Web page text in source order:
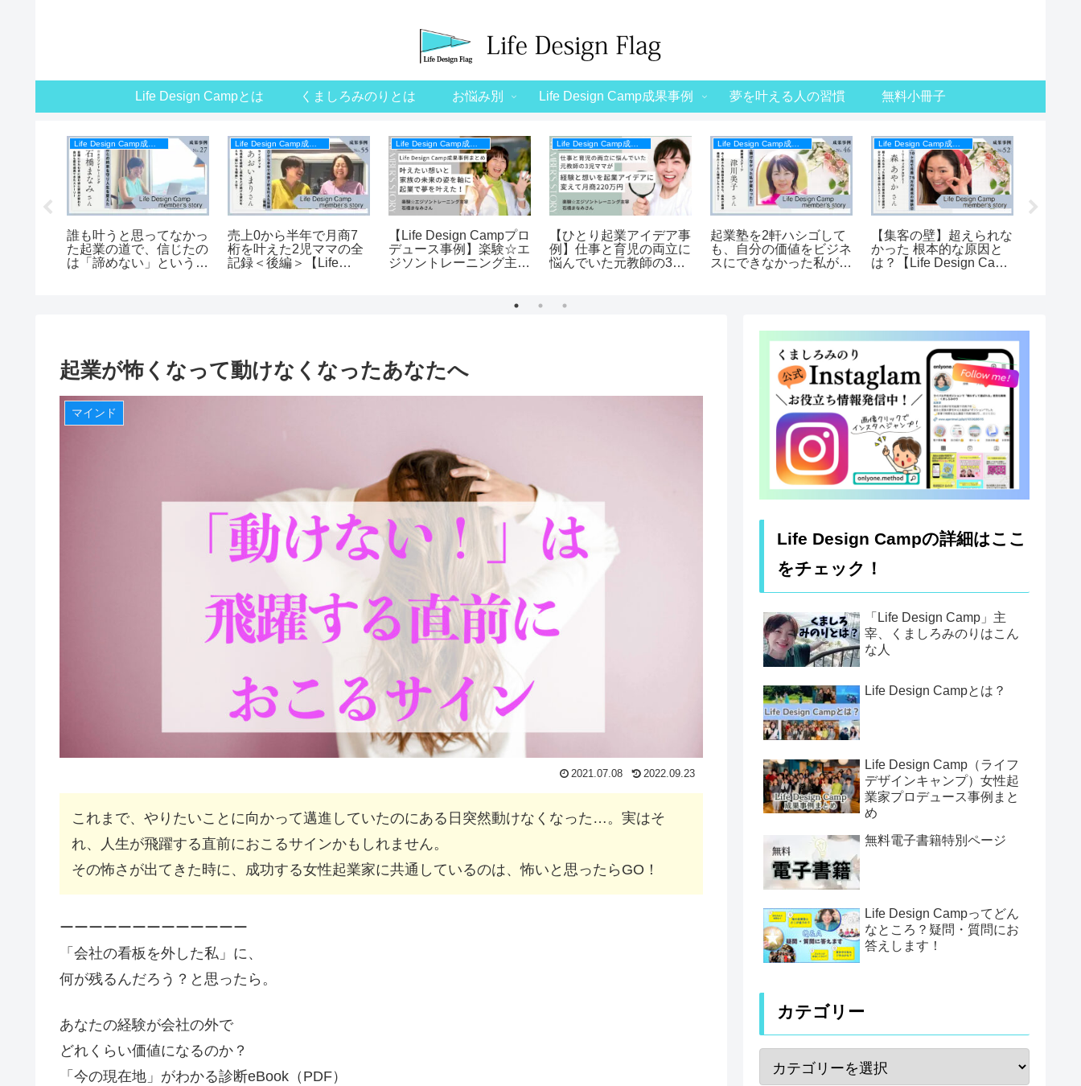
Life Design Campとは くましろみのりとは お悩み別 Life Design Camp成果事例 夢を叶える人の習慣 無料小冊子
Life Design Camp成果事例
誰も叶うと思ってなかっ
た起業の道で、信じたの
は「諦めない」という自
Life Design Camp成果事例
売上0から半年で月商7
桁を叶えた2児ママの全
記録＜後編＞【Life
Life Design Camp成果事例
【Life Design Campプロ
デュース事例】楽験☆エ
ジソントレーニング主宰
Life Design Camp成果事例
【ひとり起業アイデア事
例】仕事と育児の両立に
悩んでいた元教師の3児
220万円
Life Design Camp成果事例
起業塾を2軒ハシゴして
も、自分の価値をビジネ
スにできなかった私が、
Life Design Camp成果事例
【集客の壁】超えられな
かった 根本的な原因と
は？【Life Design Camp
起業が怖くなって動けなくなったあなたへ
マインド
2021.07.08 2022.09.23
これまで、やりたいことに向かって邁進していたのにある日突然動けなくなった…。実はそ
れ、人生が飛躍する直前におこるサインかもしれません。
その怖さが出てきた時に、成功する女性起業家に共通しているのは、怖いと思ったらGO！
ーーーーーーーーーーーーー
「会社の看板を外した私」に、
何が残るんだろう？と思ったら。
あなたの経験が会社の外で
どれくらい価値になるのか？
「今の現在地」がわかる診断eBook（PDF）
Life Design Campの詳細はここ
をチェック！
「Life Design Camp」主
宰、くましろみのりはこん
な人
Life Design Campとは？
Life Design Camp（ライフ
デザインキャンプ）女性起
業家プロデュース事例まと
め
無料電子書籍特別ページ
Life Design Campってどん
なところ？疑問・質問にお
答えします！
カテゴリー